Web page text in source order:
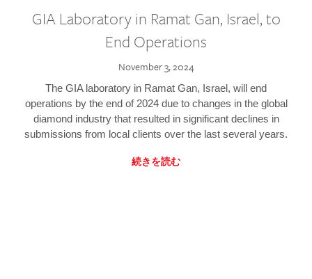
GIA Laboratory in Ramat Gan, Israel, to
End Operations
November 3, 2024
The GIA laboratory in Ramat Gan, Israel, will end
operations by the end of 2024 due to changes in the global
diamond industry that resulted in significant declines in
submissions from local clients over the last several years.
続きを読む